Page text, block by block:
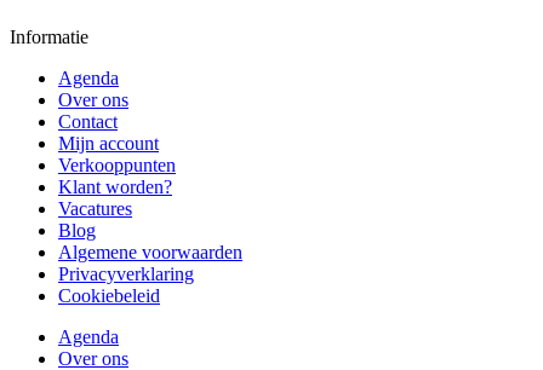
Informatie
Agenda
Over ons
Contact
Mijn account
Verkooppunten
Klant worden?
Vacatures
Blog
Algemene voorwaarden
Privacyverklaring
Cookiebeleid
Agenda
Over ons